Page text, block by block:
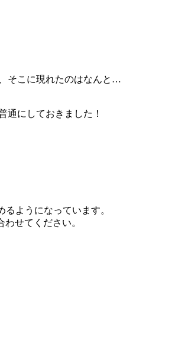
そこに現れたのはなんと…
通にしておきました！
ようになっています。
せてください。